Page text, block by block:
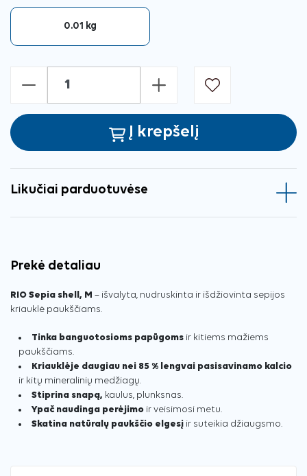
0.01 kg
- +
Į krepšelį
Likučiai parduotuvėse
Prekė detaliau
RIO Sepia shell, M – išvalyta, nudruskinta ir išdžiovinta sepijos
kriauklė paukščiams.
Tinka banguotosioms papūgoms ir kitiems mažiems
paukščiams.
Kriauklėje daugiau nei 85 % lengvai pasisavinamo kalcio
ir kitų mineralinių medžiagų.
Stiprina snapą, kaulus, plunksnas.
Ypač naudinga perėjimo ir veisimosi metu.
Skatina natūralų paukščio elgesį ir suteikia džiaugsmo.